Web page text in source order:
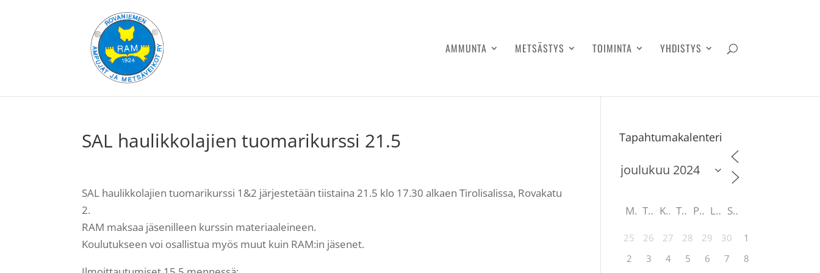
AMMUNTA METSÄSTYS TOIMINTA YHDISTYS
SAL haulikkolajien tuomarikurssi 21.5
SAL haulikkolajien tuomarikurssi 1&2 järjestetään tiistaina 21.5 klo 17.30 alkaen Tirolisalissa, Rovakatu
2.
RAM maksaa jäsenilleen kurssin materiaaleineen.
Koulutukseen voi osallistua myös muut kuin RAM:in jäsenet.
Tapahtumakalenteri
M T K T P L S
25 26 27 28 29 30
1
2
3 4 5 6 7
8